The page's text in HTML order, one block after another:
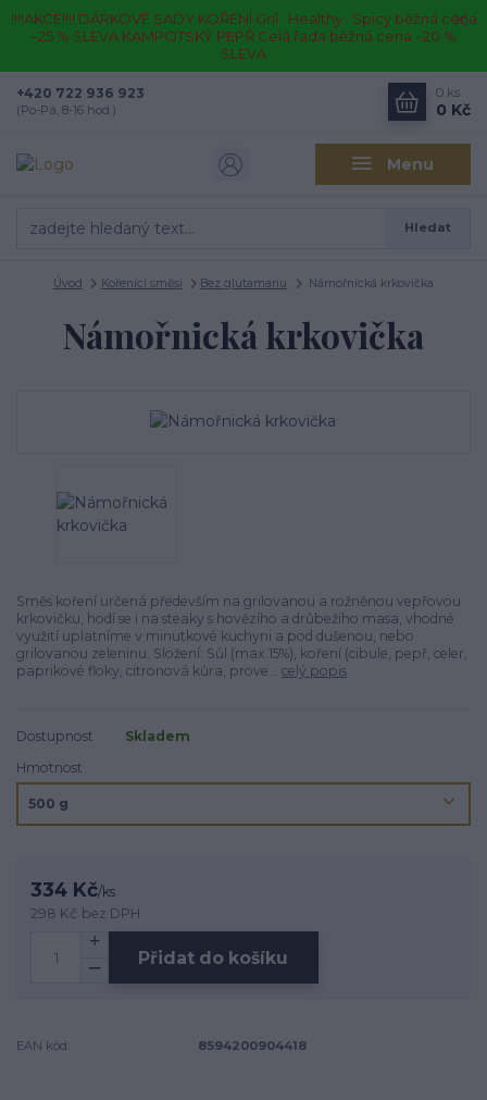
!!!!AKCE!!!! DÁRKOVÉ SADY KOŘENÍ Gril · Healthy · Spicy běžná cena
–25 % SLEVA KAMPOTSKÝ PEPŘ Celá řada běžná cena –20 %
SLEVA
Menu
Hledat
+420 722 936 923
(Po-Pá, 8-16 hod.)
0 ks
0 Kč
Úvod Kořenící směsi Bez glutamanu Námořnická krkovička
Námořnická krkovička
Směs koření určená především na grilovanou a rožněnou vepřovou
krkovičku, hodí se i na steaky s hovězího a drůbežího masa, vhodné
využití uplatníme v minutkové kuchyni a pod dušenou, nebo
grilovanou zeleninu. Složení: Sůl (max.15%), koření (cibule, pepř, celer,
paprikové floky, citronová kůra, prove... celý popis
Dostupnost
Skladem
Hmotnost
334 Kč/ks
298 Kč bez DPH
Přidat do košíku
EAN kód: 8594200904418